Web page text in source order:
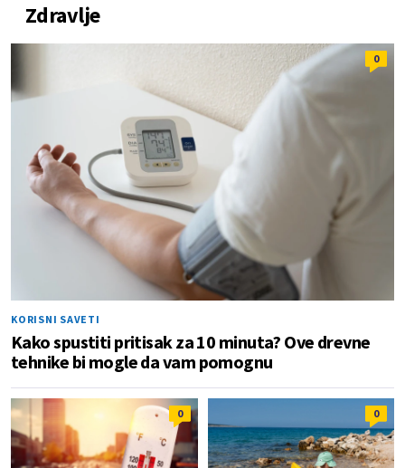
Zdravlje
0
KORISNI SAVETI
Kako spustiti pritisak za 10 minuta? Ove drevne
tehnike bi mogle da vam pomognu
0 0